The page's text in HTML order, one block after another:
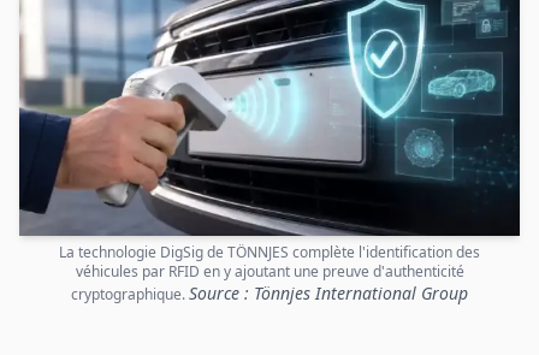
La technologie DigSig de TÖNNJES complète l'identification des
véhicules par RFID en y ajoutant une preuve d'authenticité
cryptographique.Source : Tönnjes International Group